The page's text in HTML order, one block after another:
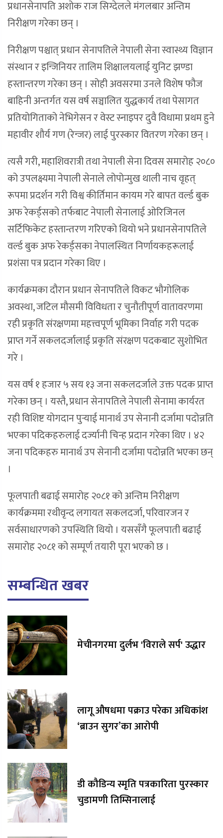
प्रधानसेनापति अशोक राज सिग्देलले मंगलबार अन्तिम
निरीक्षण गरेका छन् ।
निरीक्षण पश्चात् प्रधान सेनापतिले नेपाली सेना स्वास्थ्य विज्ञान
संस्थान र इन्जिनियर तालिम शिक्षालयलाई युनिट झण्डा
हस्तान्तरण गरेका छन् । सोही अवसरमा उनले विशेष फौज
बाहिनी अन्तर्गत यस वर्ष सञ्चालित युद्धकार्य तथा पेसागत
प्रतियोगिताको नेभिगेसन र वेस्ट स्नाइपर दुवै विधामा प्रथम हुने
महावीर शौर्य गण (रेन्जर) लाई पुरस्कार वितरण गरेका छन् ।
त्यसै गरी, महाशिवरात्री तथा नेपाली सेना दिवस समारोह २०८०
को उपलक्ष्यमा नेपाली सेनाले लोपोन्मुख थाली नाच वृहत्
रूपमा प्रदर्शन गरी विश्व कीर्तिमान कायम गरे बापत वर्ल्ड बुक
अफ रेकर्ड्सको तर्फबाट नेपाली सेनालाई ओरिजिनल
सर्टिफिकेट हस्तान्तरण गरिएको थियो भने प्रधानसेनापतिले
वर्ल्ड बुक अफ रेकर्ड्सका नेपालस्थित निर्णायकहरूलाई
प्रशंसा पत्र प्रदान गरेका थिए ।
कार्यक्रमका दौरान प्रधान सेनापतिले विकट भौगोलिक
अवस्था, जटिल मौसमी विविधता र चुनौतीपूर्ण वातावरणमा
रही प्रकृति संरक्षणमा महत्त्वपूर्ण भूमिका निर्वाह गरी पदक
प्राप्त गर्ने सकलदर्जालाई प्रकृति संरक्षण पदकबाट सुशोभित
गरे ।
यस वर्ष १ हजार ५ सय १३ जना सकलदर्जाले उक्त पदक प्राप्त
गरेका छन् । यस्तै, प्रधान सेनापतिले नेपाली सेनामा कार्यरत
रही विशिष्ट योगदान पुर्‍याई मानार्थ उप सेनानी दर्जामा पदोन्नति
भएका पदिकहरुलाई दर्ज्यानी चिन्ह प्रदान गरेका थिए । ४२
जना पदिकहरु मानार्थ उप सेनानी दर्जामा पदोन्नति भएका छन्
।
फूलपाती बढाई समारोह २०८१ को अन्तिम निरीक्षण
कार्यक्रममा रथीवृन्द लगायत सकलदर्जा, परिवारजन र
सर्वसाधारणको उपस्थिति थियो । यससँगै फूलपाती बढाई
समारोह २०८१ को सम्पूर्ण तयारी पूरा भएको छ ।
सम्बन्धित खबर
मेचीनगरमा दुर्लभ 'विराले सर्प' उद्धार
लागू औषधमा पक्राउ परेका अधिकांश
‘ब्राउन सुगर’का आरोपी
डी कौडिन्य स्मृति पत्रकारिता पुरस्कार
चुडामणी तिम्सिनालाई